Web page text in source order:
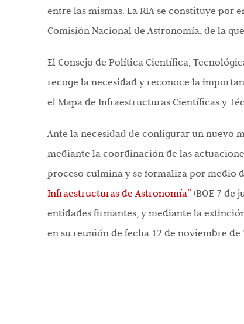
entre las mismas. La RIA se constituye
Comisión Nacional de Astronomía, de la
El Consejo de Política Científica,
recoge la necesidad y reconoce la
el Mapa de Infraestructuras Científicas y
Ante la necesidad de configurar un nuevo
mediante la coordinación de las
proceso culmina y se formaliza por medio
Infraestructuras de Astronomía” (BOE 7 de
entidades firmantes, y mediante la
en su reunión de fecha 12 de noviembre de